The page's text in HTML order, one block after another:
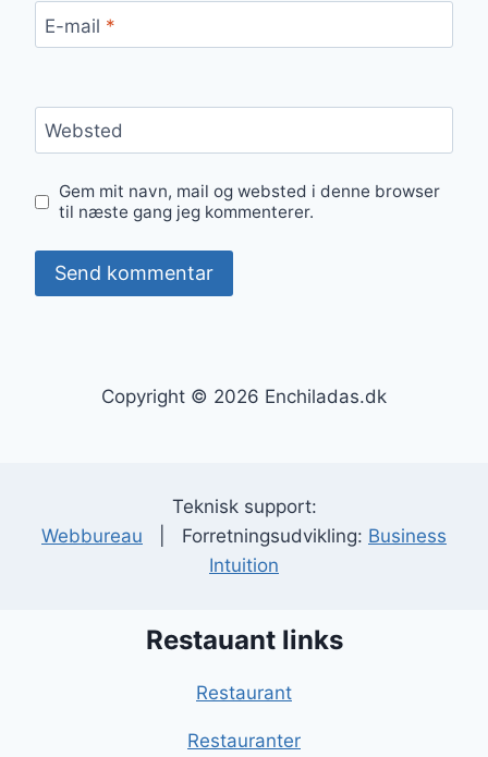
E-mail *
Websted
Gem mit navn, mail og websted i denne browser
til næste gang jeg kommenterer.
Copyright © 2026 Enchiladas.dk
Teknisk support:
Webbureau | Forretningsudvikling: Business
Intuition
Restauant links
Restaurant
Restauranter